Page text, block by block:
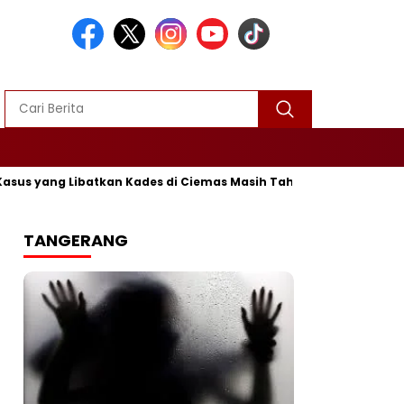
yang Libatkan Kades di Ciemas Masih Tahap Penyelidikan
TANGERANG